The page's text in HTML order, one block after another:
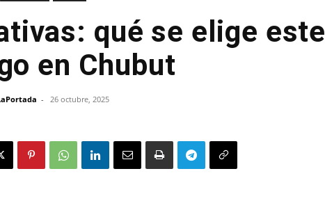
qué se elige este
en Chubut
- 26 octubre, 2025